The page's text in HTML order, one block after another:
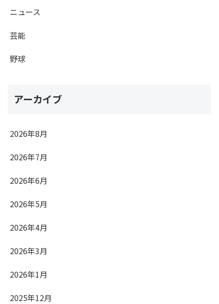
ニュース
芸能
野球
アーカイブ
2026年8月
2026年7月
2026年6月
2026年5月
2026年4月
2026年3月
2026年1月
2025年12月